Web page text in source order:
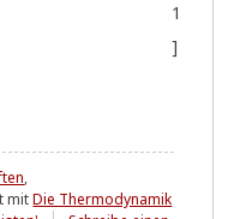
1
]
,
mitDie Thermodynamik